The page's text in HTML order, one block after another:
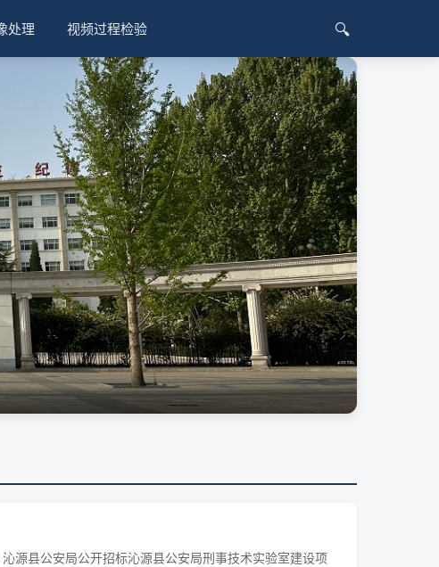
处理 视频过程检验 🔍
源县公安局公开招标沁源县公安局刑事技术实验室建设项